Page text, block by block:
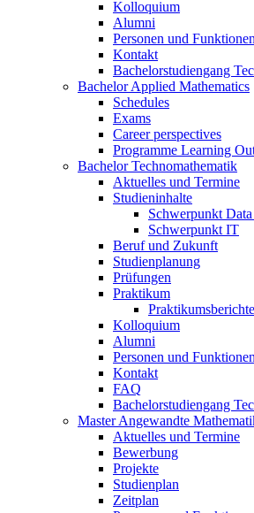
Kolloquium
Alumni
Personen und Funktionen
Kontakt
Bachelorstudiengang
Bachelor Applied Mathematics
Schedules
Exams
Career perspectives
Programme Learning
Bachelor Technomathematik
Aktuelles und Termine
Studieninhalte
Schwerpunkt
Schwerpunkt IT
Beruf und Zukunft
Studienplanung
Prüfungen
Praktikum
Praktikumsberichte
Kolloquium
Alumni
Personen und Funktionen
Kontakt
FAQ
Bachelorstudiengang
Master Angewandte
Aktuelles und Termine
Bewerbung
Projekte
Studienplan
Zeitplan